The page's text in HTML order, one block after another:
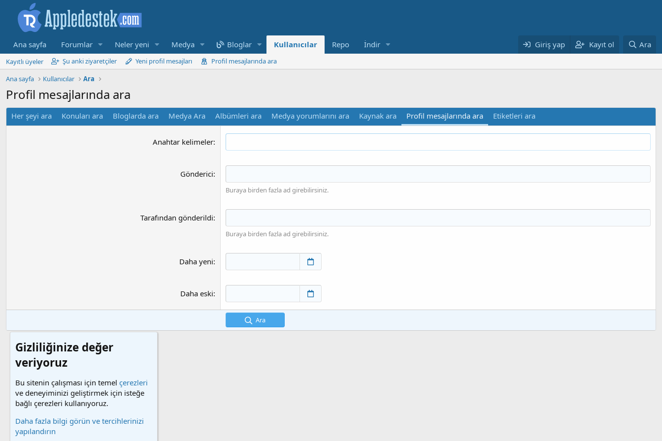
Ana sayfa Forumlar Neler yeni Medya Bloglar Kullanıcılar Repo İndir Giriş yap Kayıt ol Ara
Kayıtlı üyeler Şu anki ziyaretçiler Yeni profil mesajları
Profil mesajlarında ara
Ana sayfa
Kullanıcılar Ara
Profil mesajlarında ara
Her şeyi ara Konuları ara Bloglarda ara Medya Ara Albümleri ara Medya yorumlarını ara Kaynak ara Profil mesajlarında ara Etiketleri ara
Anahtar kelimeler
Gönderici
Buraya birden fazla ad girebilirsiniz.
Tarafından gönderildi
Buraya birden fazla ad girebilirsiniz.
Daha yeni
Daha eski
Ara
Gizliliğinize değer
veriyoruz
Bu sitenin çalışması için temel çerezleri
ve deneyiminizi geliştirmek için isteğe
bağlı çerezleri kullanıyoruz.
Daha fazla bilgi görün ve tercihlerinizi
yapılandırın